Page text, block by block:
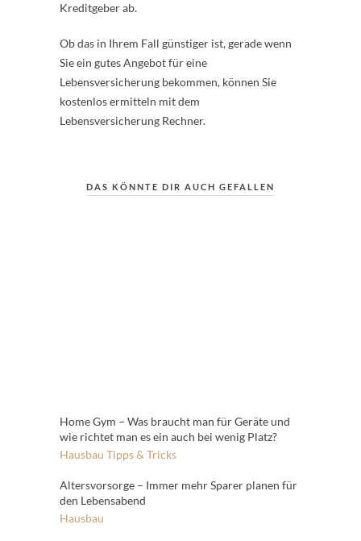
Kreditgeber ab.
Ob das in Ihrem Fall günstiger ist, gerade wenn
Sie ein gutes Angebot für eine
Lebensversicherung bekommen, können Sie
kostenlos ermitteln mit dem
Lebensversicherung Rechner.
DAS KÖNNTE DIR AUCH GEFALLEN
Home Gym – Was braucht man für Geräte und
wie richtet man es ein auch bei wenig Platz?
Hausbau Tipps & Tricks
Altersvorsorge – Immer mehr Sparer planen für
den Lebensabend
Hausbau